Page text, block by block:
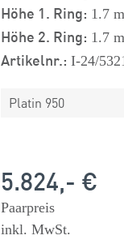
Höhe 1. Ring: 1.7
Höhe 2. Ring: 1.7
Artikelnr.: I-24/
Platin 950
5.824,- €
Paarpreis
inkl. MwSt.